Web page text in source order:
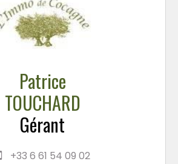
Patrice
TOUCHARD
Gérant
+33 6 61 54 09 02